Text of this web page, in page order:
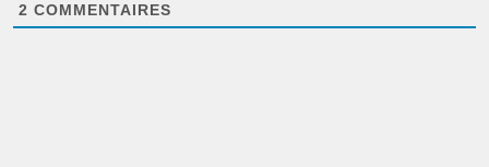
2 COMMENTAIRES